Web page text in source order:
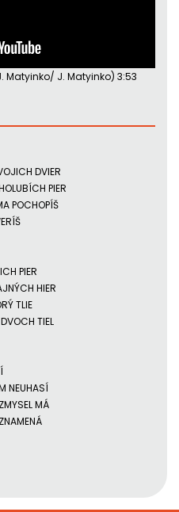
Matyinko/ J. Matyinko) 3:53
DVIER
PIER
POCHOPÍŠ
PIER
HIER
TLIE
TIEL
NEUHASÍ
MÁ